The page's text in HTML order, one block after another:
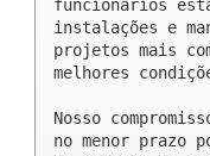
funcionários
instalações e
projetos mais
melhores
Nosso
no menor prazo